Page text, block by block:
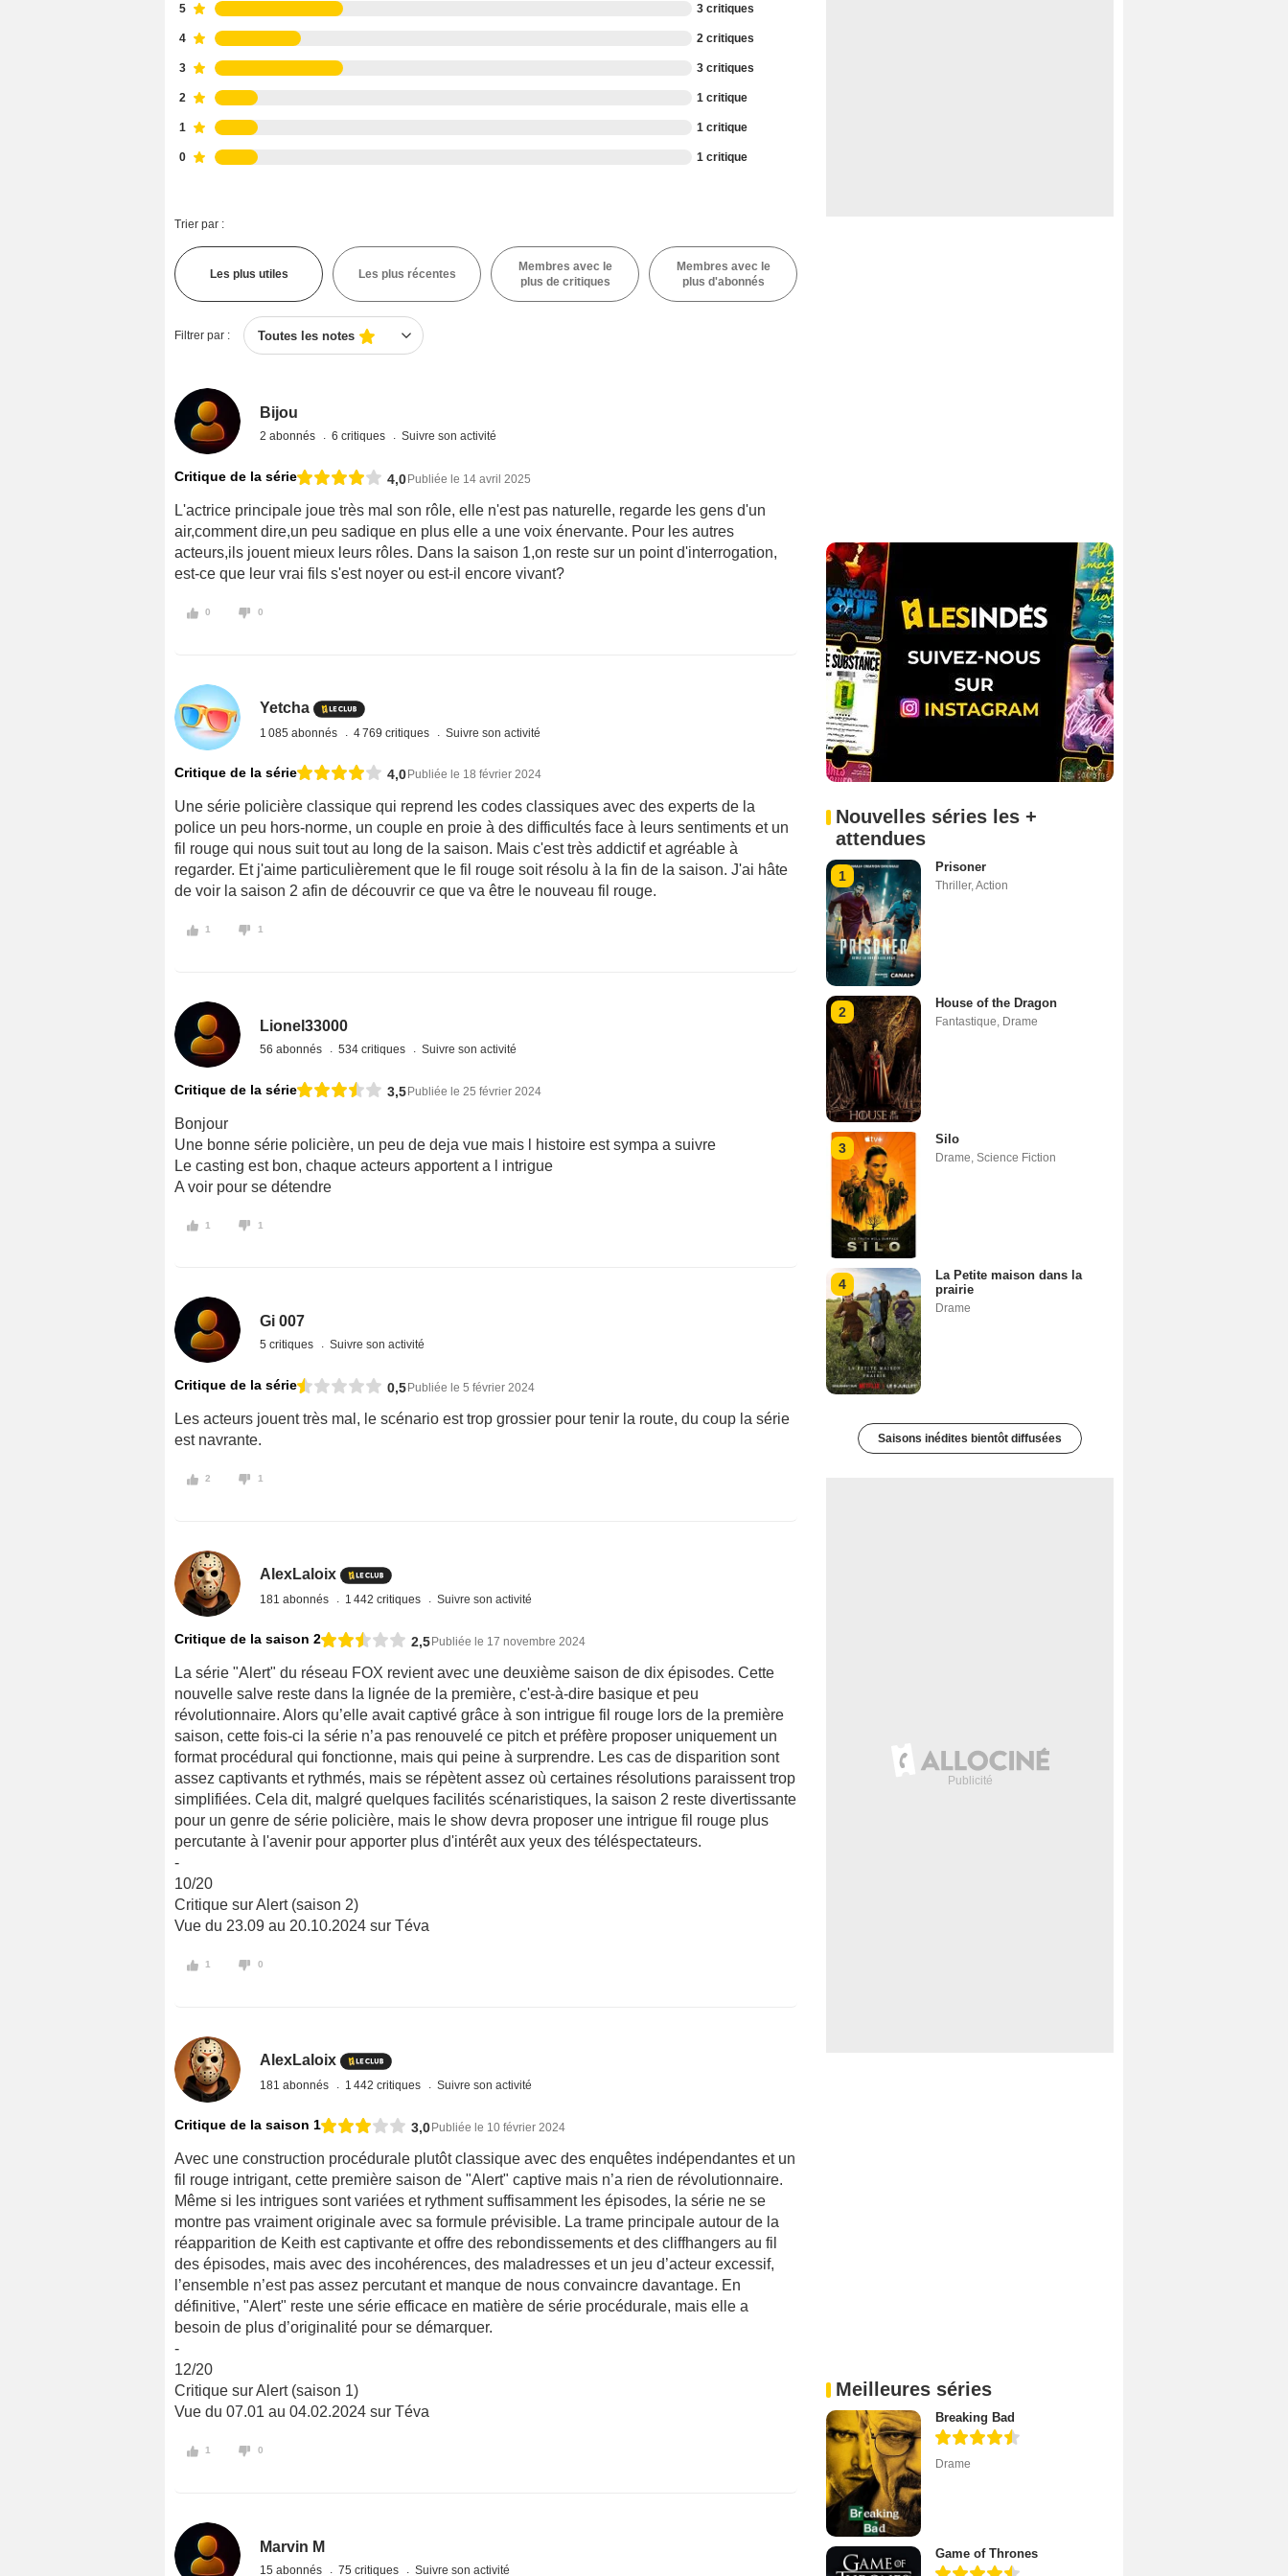
5 3 critiques
4 2 critiques
3 3 critiques
2 1 critique
1 1 critique
0 1 critique
Trier par :
Les plus utiles Les plus récentes
Membres avec le
plus de critiques
Membres avec le
plus d'abonnés
Filtrer par : Toutes les notes
Bijou
2 abonnés 6 critiques Suivre son activité
Critique de la série 4,0Publiée le 14 avril 2025
L'actrice principale joue très mal son rôle, elle n'est pas naturelle, regarde les gens d'un
air,comment dire,un peu sadique en plus elle a une voix énervante. Pour les autres
acteurs,ils jouent mieux leurs rôles. Dans la saison 1,on reste sur un point d'interrogation,
est-ce que leur vrai fils s'est noyer ou est-il encore vivant?
0 0
Yetcha
1 085 abonnés 4 769 critiques Suivre son activité
Critique de la série 4,0 Publiée le 18 février 2024
Une série policière classique qui reprend les codes classiques avec des experts de la
police un peu hors-norme, un couple en proie à des difficultés face à leurs sentiments et un
fil rouge qui nous suit tout au long de la saison. Mais c'est très addictif et agréable à
regarder. Et j'aime particulièrement que le fil rouge soit résolu à la fin de la saison. J'ai hâte
de voir la saison 2 afin de découvrir ce que va être le nouveau fil rouge.
1 1
Lionel33000
56 abonnés 534 critiques Suivre son activité
Critique de la série 3,5 Publiée le 25 février 2024
Bonjour
Une bonne série policière, un peu de deja vue mais l histoire est sympa a suivre
Le casting est bon, chaque acteurs apportent a l intrigue
A voir pour se détendre
1 1
Gi 007
5 critiques Suivre son activité
Critique de la série 0,5 Publiée le 5 février 2024
Les acteurs jouent très mal, le scénario est trop grossier pour tenir la route, du coup la série
est navrante.
2 1
AlexLaloix
181 abonnés 1 442 critiques Suivre son activité
Critique de la saison 2 2,5Publiée le 17 novembre 2024
La série "Alert" du réseau FOX revient avec une deuxième saison de dix épisodes. Cette
nouvelle salve reste dans la lignée de la première, c'est-à-dire basique et peu
révolutionnaire. Alors qu’elle avait captivé grâce à son intrigue fil rouge lors de la première
saison, cette fois-ci la série n’a pas renouvelé ce pitch et préfère proposer uniquement un
format procédural qui fonctionne, mais qui peine à surprendre. Les cas de disparition sont
assez captivants et rythmés, mais se répètent assez où certaines résolutions paraissent trop
simplifiées. Cela dit, malgré quelques facilités scénaristiques, la saison 2 reste divertissante
pour un genre de série policière, mais le show devra proposer une intrigue fil rouge plus
percutante à l'avenir pour apporter plus d'intérêt aux yeux des téléspectateurs.
-
10/20
Critique sur Alert (saison 2)
Vue du 23.09 au 20.10.2024 sur Téva
1 0
AlexLaloix
181 abonnés 1 442 critiques Suivre son activité
Critique de la saison 1 3,0Publiée le 10 février 2024
Avec une construction procédurale plutôt classique avec des enquêtes indépendantes et un
fil rouge intrigant, cette première saison de "Alert" captive mais n’a rien de révolutionnaire.
Même si les intrigues sont variées et rythment suffisamment les épisodes, la série ne se
montre pas vraiment originale avec sa formule prévisible. La trame principale autour de la
réapparition de Keith est captivante et offre des rebondissements et des cliffhangers au fil
des épisodes, mais avec des incohérences, des maladresses et un jeu d’acteur excessif,
l’ensemble n’est pas assez percutant et manque de nous convaincre davantage. En
définitive, "Alert" reste une série efficace en matière de série procédurale, mais elle a
besoin de plus d’originalité pour se démarquer.
-
12/20
Critique sur Alert (saison 1)
Vue du 07.01 au 04.02.2024 sur Téva
1 0
Marvin M
15 abonnés 75 critiques Suivre son activité
Nouvelles séries les +
attendues
1
Prisoner
Thriller,Action
2
House of the Dragon
Fantastique, Drame
3
Silo
Drame, Science Fiction
4
La Petite maison dans la
prairie
Drame
Saisons inédites bientôt diffusées
Meilleures séries
Breaking Bad
Drame
Game of Thrones